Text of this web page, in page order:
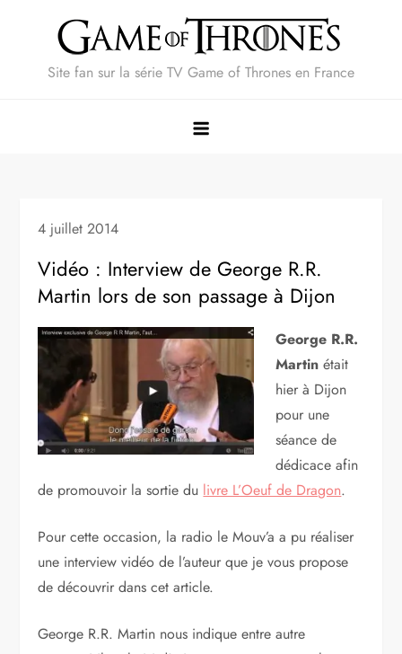
Site fan sur la série TV Game of Thrones en France
4 juillet 2014
Vidéo : Interview de George R.R.
Martin lors de son passage à Dijon
George R.R.
Martin était
hier à Dijon
pour une
séance de
dédicace afin
de promouvoir la sortie du livre L’Oeuf de Dragon.
Pour cette occasion, la radio le Mouv’a a pu réaliser
une interview vidéo de l’auteur que je vous propose
de découvrir dans cet article.
George R.R. Martin nous indique entre autre